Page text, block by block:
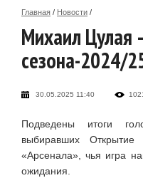
Главная / Новости /
Михаил Цулая
сезона-2024/
30.05.2025 11:40
Подведены итоги
выбиравших
«Арсенала», чья игра
ожидания.